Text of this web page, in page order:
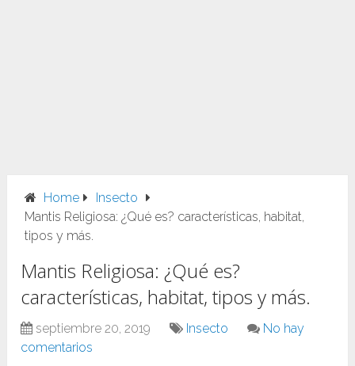
Home
Insecto
Mantis Religiosa: ¿Qué es? características, habitat,
tipos y más.
Mantis Religiosa: ¿Qué es?
características, habitat, tipos y más.
septiembre 20, 2019 Insecto
No hay
comentarios